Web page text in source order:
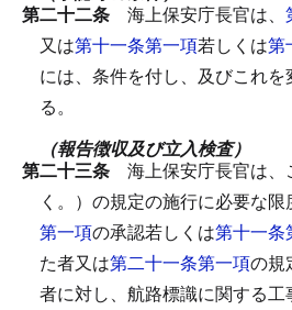
第二十二条 海上保安庁長官は、
又は第十一条第一項若しくは第
には、条件を付し、及びこれを
る。
（報告徴収及び立入検査）
第二十三条 海上保安庁長官は、
く。）の規定の施行に必要な限
第一項の承認若しくは第十一条
た者又は第二十一条第一項の規
者に対し、航路標識に関する工